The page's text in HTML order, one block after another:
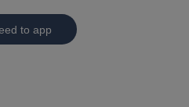
to app